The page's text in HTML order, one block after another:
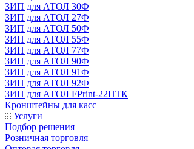
ЗИП для АТОЛ 30Ф
ЗИП для АТОЛ 27Ф
ЗИП для АТОЛ 50Ф
ЗИП для АТОЛ 55Ф
ЗИП для АТОЛ 77Ф
ЗИП для АТОЛ 90Ф
ЗИП для АТОЛ 91Ф
ЗИП для АТОЛ 92Ф
ЗИП для АТОЛ FPrint-22ПТК
Кронштейны для касс
Услуги
Подбор решения
Розничная торговля